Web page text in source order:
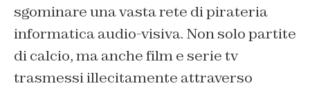
sgominare una vasta rete di pirateria
informatica audio-visiva. Non solo partite
di calcio, ma anche film e serie tv
trasmessi illecitamente attraverso